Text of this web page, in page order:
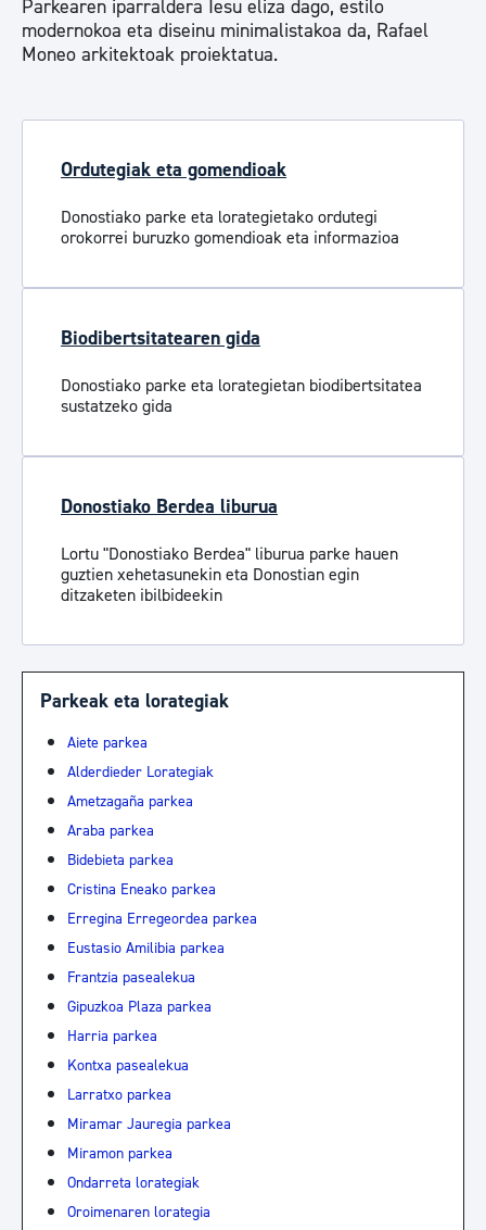
Parkearen iparraldera Iesu eliza dago, estilo
modernokoa eta diseinu minimalistakoa da, Rafael
Moneo arkitektoak proiektatua.
Ordutegiak eta gomendioak
Donostiako parke eta lorategietako ordutegi
orokorrei buruzko gomendioak eta informazioa
Biodibertsitatearen gida
Donostiako parke eta lorategietan biodibertsitatea
sustatzeko gida
Donostiako Berdea liburua
Lortu "Donostiako Berdea" liburua parke hauen
guztien xehetasunekin eta Donostian egin
ditzaketen ibilbideekin
Parkeak eta lorategiak
Aiete parkea
Alderdieder Lorategiak
Ametzagaña parkea
Araba parkea
Bidebieta parkea
Cristina Eneako parkea
Erregina Erregeordea parkea
Eustasio Amilibia parkea
Frantzia pasealekua
Gipuzkoa Plaza parkea
Harria parkea
Kontxa pasealekua
Larratxo parkea
Miramar Jauregia parkea
Miramon parkea
Ondarreta lorategiak
Oroimenaren lorategia